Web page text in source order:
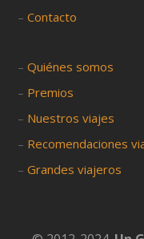
–Contacto
–Quiénes somos
– Premios
– Nuestros viajes
– Recomendaciones
–Grandes viajeros